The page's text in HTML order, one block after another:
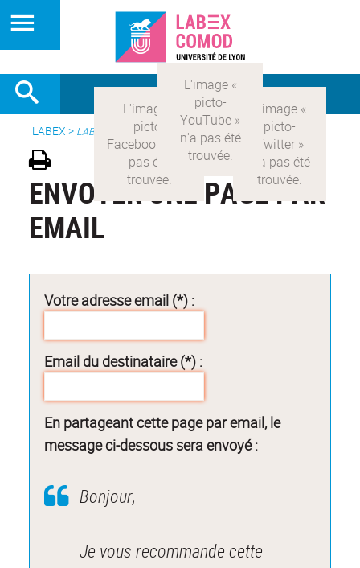
LABEX > LABEX COMOD
ENVOYER UNE PAGE PAR
EMAIL
Votre adresse email (*) :
Email du destinataire (*) :
En partageant cette page par email, le
message ci-dessous sera envoyé :
Bonjour,
Je vous recommande cette